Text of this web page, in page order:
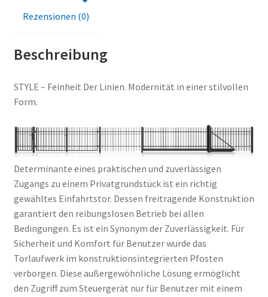
Rezensionen (0)
Beschreibung
STYLE – Feinheit Der Linien. Modernität in einer stilvollen
Form.
Determinante eines praktischen und zuverlässigen
Zugangs zu einem Privatgrundstück ist ein richtig
gewähltes Einfahrtstor. Dessen freitragende Konstruktion
garantiert den reibungslosen Betrieb bei allen
Bedingungen. Es ist ein Synonym der Zuverlässigkeit. Für
Sicherheit und Komfort für Benutzer wurde das
Torlaufwerk im konstruktionsintegrierten Pfosten
verborgen. Diese außergewöhnliche Lösung ermöglicht
den Zugriff zum Steuergerät nur für Benutzer mit einem